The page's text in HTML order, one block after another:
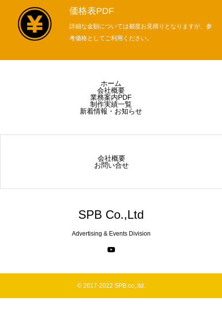
制作実績一覧
新着情報・お知らせ
価格表PDF
詳細な金額については都度お見積りとなりますが、参
考価格としてご利用ください。
ホーム
会社概要
業務案内PDF
制作実績一覧
新着情報・お知らせ
会社概要
お問い合せ
SPB Co.,Ltd
Advertising & Events Division
© 2017-2022 SPB.co,.ltd.